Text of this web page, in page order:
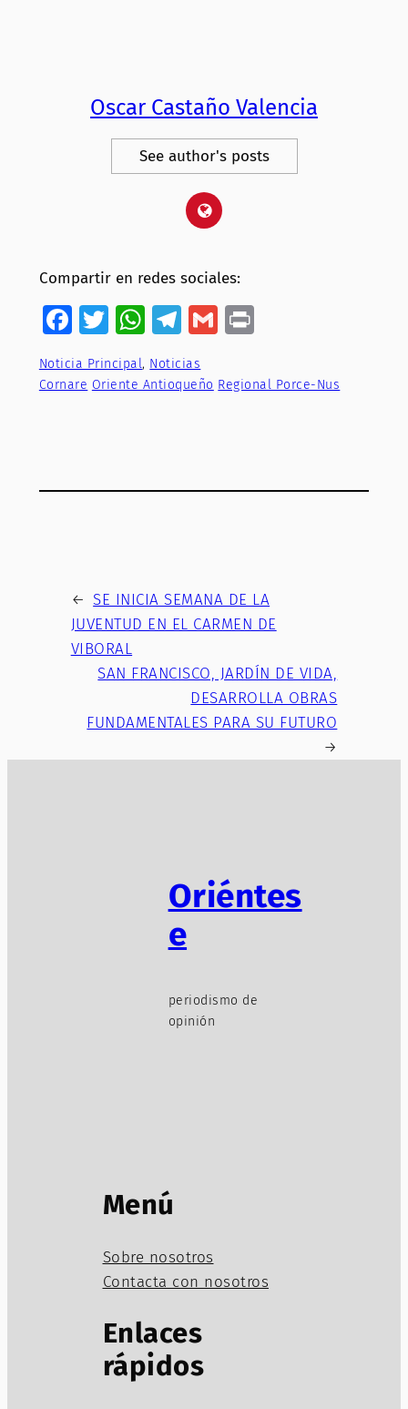
Oscar Castaño Valencia
See author's posts
Compartir en redes sociales:
Facebook
Twitter
WhatsApp
Telegram
GmailPrint
Noticia Principal, Noticias
Cornare Oriente Antioqueño Regional Porce-Nus
← SE INICIA SEMANA DE LA
JUVENTUD EN EL CARMEN DE
VIBORAL
SAN FRANCISCO, JARDÍN DE VIDA,
DESARROLLA OBRAS
FUNDAMENTALES PARA SU FUTURO
→
Oriéntes
e
periodismo de
opinión
Menú
Sobre nosotros
Contacta con nosotros
Enlaces
rápidos